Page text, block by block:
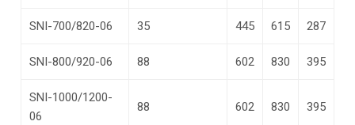
SNI-700/820-06 35 445 615 287
SNI-800/920-06 88 602 830 395
SNI-1000/1200-
06
88 602 830 395